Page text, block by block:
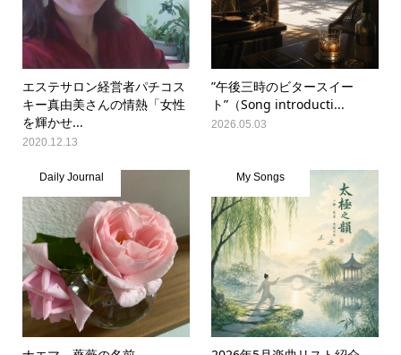
エステサロン経営者パチコス
キー真由美さんの情熱「女性
を輝かせ...
2020.12.13
”午後三時のビタースイー
ト”（Song introducti...
2026.05.03
Daily Journal My Songs